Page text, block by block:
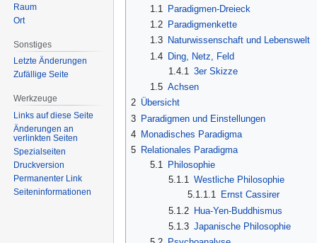
1.1
Paradigmen-Dreieck
1.2
Paradigmenkette
1.3
Naturwissenschaft und Lebenswelt
1.4 Ding, Netz, Feld
1.4.1
3er Skizze
1.5 Achsen
2 Übersicht
3 Paradigmen und Einstellungen
4 Monadisches Paradigma
5 Relationales Paradigma
5.1
Philosophie
5.1.1 Westliche Philosophie
5.1.1.1
Ernst Cassirer
5.1.2 Hua-Yen-Buddhismus
5.1.3 Japanische Philosophie
Raum
Ort
Sonstiges
Letzte Änderungen
Zufällige Seite
Werkzeuge
Links auf diese Seite
Änderungen an
verlinkten Seiten
Spezialseiten
Druckversion
Permanenter Link
Seiten­informationen